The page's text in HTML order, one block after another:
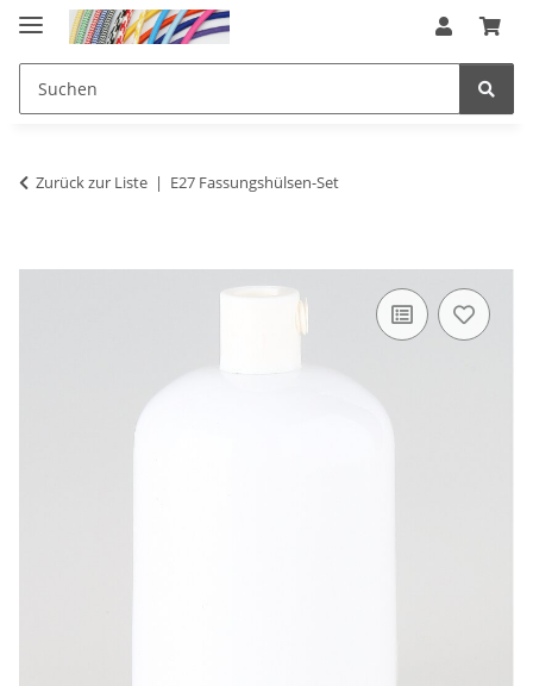
Zurück zur Liste E27 Fassungshülsen-Set